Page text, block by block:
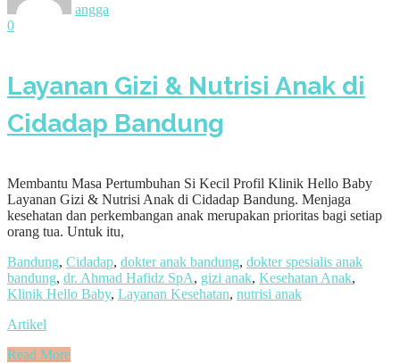
angga
0
Layanan Gizi & Nutrisi Anak di
Cidadap Bandung
Membantu Masa Pertumbuhan Si Kecil Profil Klinik Hello Baby
Layanan Gizi & Nutrisi Anak di Cidadap Bandung. Menjaga
kesehatan dan perkembangan anak merupakan prioritas bagi setiap
orang tua. Untuk itu,
Bandung, Cidadap, dokter anak bandung, dokter spesialis anak
bandung, dr. Ahmad Hafidz SpA, gizi anak, Kesehatan Anak,
Klinik Hello Baby, Layanan Kesehatan, nutrisi anak
Artikel
Read More